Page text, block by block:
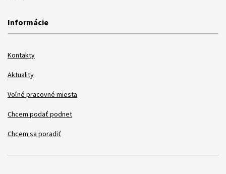
Informácie
Kontakty
Aktuality
Voľné pracovné miesta
Chcem podať podnet
Chcem sa poradiť